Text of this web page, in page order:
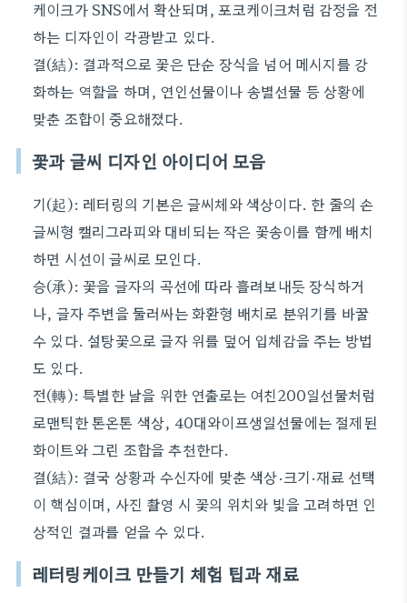
케이크가 SNS에서 확산되며, 포코케이크처럼 감정을 전
하는 디자인이 각광받고 있다.
결(結): 결과적으로 꽃은 단순 장식을 넘어 메시지를 강
화하는 역할을 하며, 연인선물이나 송별선물 등 상황에
맞춘 조합이 중요해졌다.
꽃과 글씨 디자인 아이디어 모음
기(起): 레터링의 기본은 글씨체와 색상이다. 한 줄의 손
글씨형 캘리그라피와 대비되는 작은 꽃송이를 함께 배치
하면 시선이 글씨로 모인다.
승(承): 꽃을 글자의 곡선에 따라 흘려보내듯 장식하거
나, 글자 주변을 둘러싸는 화환형 배치로 분위기를 바꿀
수 있다. 설탕꽃으로 글자 위를 덮어 입체감을 주는 방법
도 있다.
전(轉): 특별한 날을 위한 연출로는 여친200일선물처럼
로맨틱한 톤온톤 색상, 40대와이프생일선물에는 절제된
화이트와 그린 조합을 추천한다.
결(結): 결국 상황과 수신자에 맞춘 색상·크기·재료 선택
이 핵심이며, 사진 촬영 시 꽃의 위치와 빛을 고려하면 인
상적인 결과를 얻을 수 있다.
레터링케이크 만들기 체험 팁과 재료